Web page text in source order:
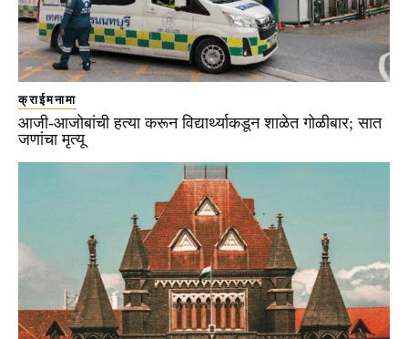
क्राईमनामा
आजी-आजोबांची हत्या करून विद्यार्थ्याकडून शाळेत गोळीबार; सात
जणांचा मृत्यू